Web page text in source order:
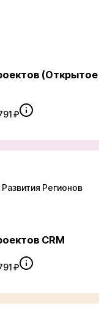
(Открытое
₽
Регионов
CRM
₽